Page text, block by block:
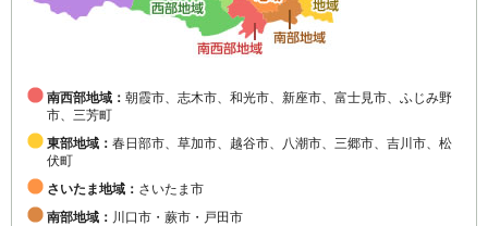
南西部地域： 朝霞市、志木市、和光市、新座市、富士見市、ふじみ野
市、三芳町
東部地域： 春日部市、草加市、越谷市、八潮市、三郷市、吉川市、松
伏町
さいたま地域： さいたま市
南部地域： 川口市・蕨市・戸田市